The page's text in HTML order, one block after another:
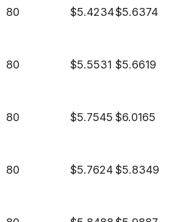
80 $5.4234$5.6374
80 $5.5531 $5.6619
80 $5.7545 $6.0165
80 $5.7624$5.8349